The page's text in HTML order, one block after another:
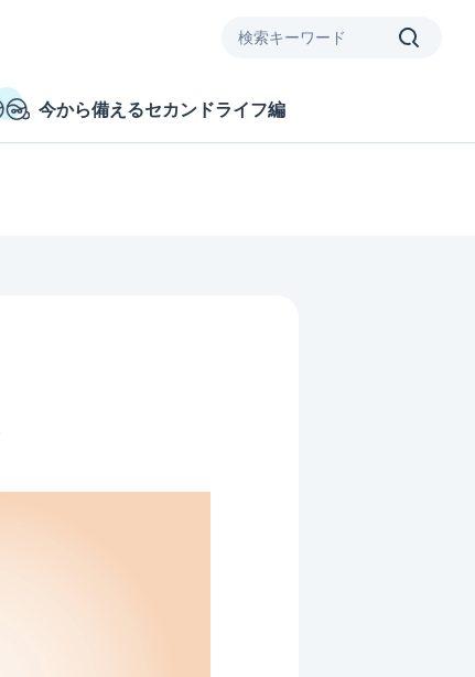
今から備えるセカンドライフ編